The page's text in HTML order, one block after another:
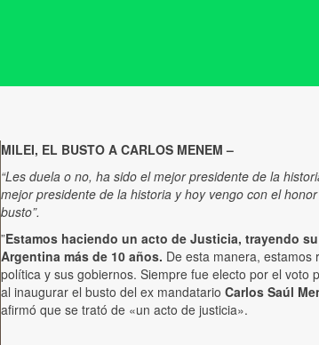
MILEI, EL BUSTO A CARLOS MENEM –
“Les duela o no, ha sido el mejor presidente de la
mejor presidente de la historia y hoy vengo con el
busto”.
”Estamos haciendo un acto de Justicia, trayendo
Argentina más de 10 años. De esta manera, estamos
política y sus gobiernos. Siempre fue electo por el voto
al inaugurar el busto del ex mandatario Carlos Saúl
afirmó que se trató de «un acto de justicia».